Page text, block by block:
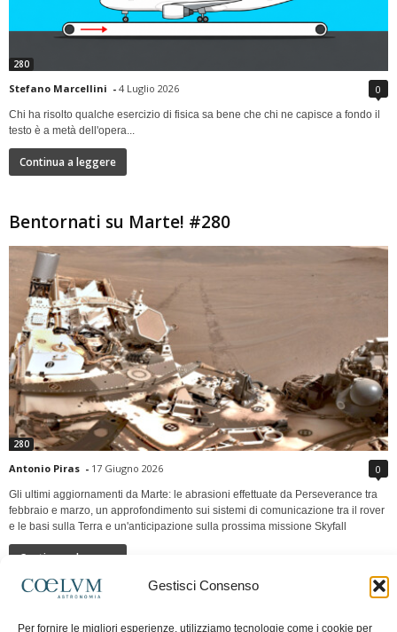
Gestisci Consenso
Per fornire le migliori esperienze, utilizziamo tecnologie come i cookie per
280
Stefano Marcellini - 4 Luglio 2026 0
Chi ha risolto qualche esercizio di fisica sa bene che chi ne capisce a fondo il
testo è a metà dell'opera...
Continua a leggere
Bentornati su Marte! #280
280
Antonio Piras - 17 Giugno 2026 0
Gli ultimi aggiornamenti da Marte: le abrasioni effettuate da Perseverance tra
febbraio e marzo, un approfondimento sui sistemi di comunicazione tra il rover
e le basi sulla Terra e un'anticipazione sulla prossima missione Skyfall
Continua a leggere